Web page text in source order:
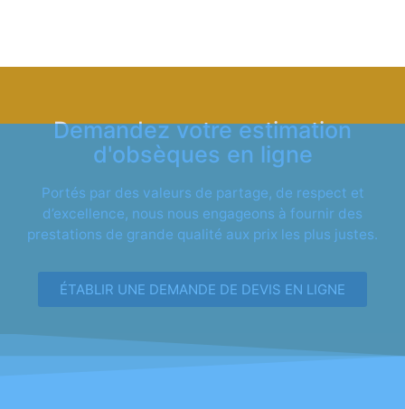
LE TEILDemandez votre estimation
d'obsèques en ligne
Portés par des valeurs de partage, de respect et
d’excellence, nous nous engageons à fournir des
prestations de grande qualité aux prix les plus justes.
ÉTABLIR UNE DEMANDE DE DEVIS EN LIGNE